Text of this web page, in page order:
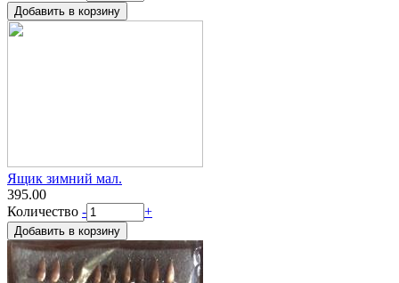
Ящик зимний мал.
395.00
Количество - +